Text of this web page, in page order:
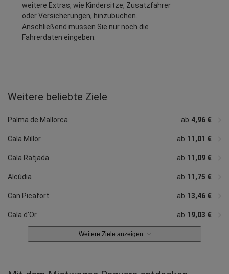
weitere Extras, wie Kindersitze, Zusatzfahrer
oder Versicherungen, hinzubuchen.
Anschließend müssen Sie nur noch die
Fahrerdaten eingeben.
Weitere beliebte Ziele
Palma de Mallorca ab 4,96 €
Cala Millor ab 11,01 €
Cala Ratjada ab 11,09 €
Alcúdia ab 11,75 €
Can Picafort ab 13,46 €
Cala d'Or ab 19,03 €
Can Pastilla
Santa Ponsa
Magaluf
Palma Nova
Port de Pollença
Soller
Capdepera
Weitere Ziele anzeigen